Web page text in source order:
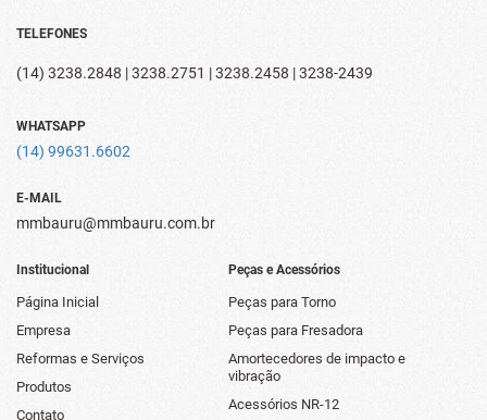
TELEFONES
(14) 3238.2848 | 3238.2751 | 3238.2458 | 3238-2439
WHATSAPP
(14) 99631.6602
E-MAIL
mmbauru@mmbauru.com.br
Institucional
Página Inicial
Empresa
Reformas e Serviços
Produtos
Contato
Peças e Acessórios
Peças para Torno
Peças para Fresadora
Amortecedores de impacto e
vibração
Acessórios NR-12